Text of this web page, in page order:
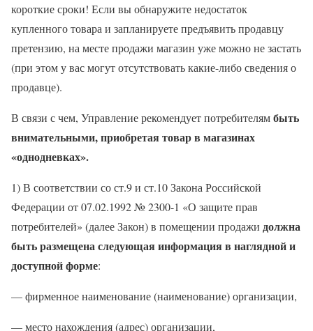
короткие сроки! Если вы обнаружите недостаток
купленного товара и запланируете предъявить продавцу
претензию, на месте продажи магазин уже можно не застать
(при этом у вас могут отсутствовать какие-либо сведения о
продавце).
В связи с чем, Управление рекомендует потребителямбыть
внимательными, приобретая товар в магазинах
«однодневках».
1) В соответствии со ст.9 и ст.10 Закона Российской
Федерации от 07.02.1992 № 2300-1 «О защите прав
потребителей» (далее Закон) в помещении продажи должна
быть размещена следующая информация в наглядной и
доступной форме:
— фирменное наименование (наименование) организации,
— место нахождения (адрес) организации,